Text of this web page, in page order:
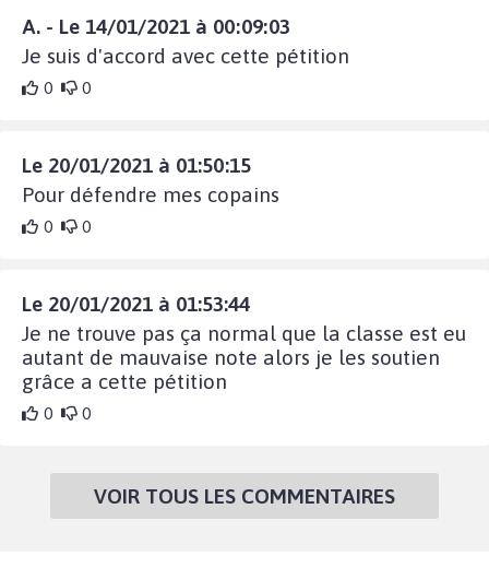
A. - Le 14/01/2021 à 00:09:03
Je suis d'accord avec cette pétition
0 0
Le 20/01/2021 à 01:50:15
Pour défendre mes copains
0 0
Le 20/01/2021 à 01:53:44
Je ne trouve pas ça normal que la classe est eu
autant de mauvaise note alors je les soutien
grâce a cette pétition
0 0
VOIR TOUS LES COMMENTAIRES